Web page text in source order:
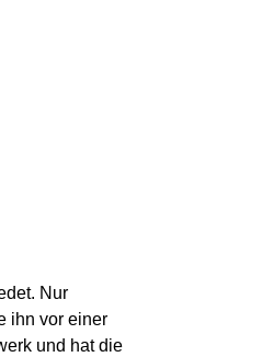
Nur
ihn vor einer
und hat die